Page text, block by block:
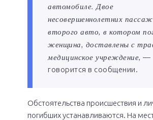
автомобиле. Двое
несовершеннолетних
второго авто, в котором
женщина, доставлены с
медицинское учреждение, —
говорится в сообщении.
Обстоятельства происшествия и
погибших устанавливаются. На